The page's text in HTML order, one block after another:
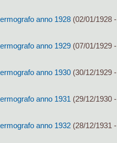
anno 1928(02/01/1928 -
anno 1929(07/01/1929 -
anno 1930(30/12/1929 -
anno 1931 (29/12/1930 -
anno 1932(28/12/1931 -